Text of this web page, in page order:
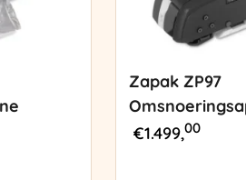
Zapak ZP97
€1.499,00